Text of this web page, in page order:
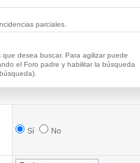
parciales.
desea buscar. Para agilizar puede
el Foro padre y habilitar la búsqueda
Sí No